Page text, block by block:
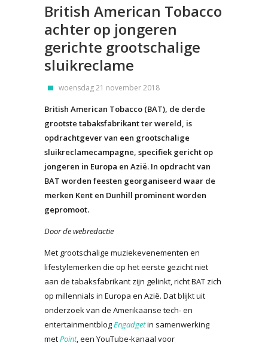
British American Tobacco
achter op jongeren
gerichte grootschalige
sluikreclame
woensdag 21 november 2018
British American Tobacco (BAT), de derde
grootste tabaksfabrikant ter wereld, is
opdrachtgever van een grootschalige
sluikreclamecampagne, specifiek gericht op
jongeren in Europa en Azië. In opdracht van
BAT worden feesten georganiseerd waar de
merken Kent en Dunhill prominent worden
gepromoot.
Door de webredactie
Met grootschalige muziekevenementen en
lifestylemerken die op het eerste gezicht niet
aan de tabaksfabrikant zijn gelinkt, richt BAT zich
op millennials in Europa en Azië. Dat blijkt uit
onderzoek van de Amerikaanse tech- en
entertainmentblogEngadgetin samenwerking
metPoint, een YouTube-kanaal voor